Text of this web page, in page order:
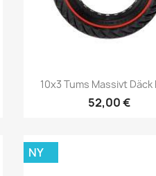
Snabbvy
10x3 Tums Massivt Däck
52,00 €
NY